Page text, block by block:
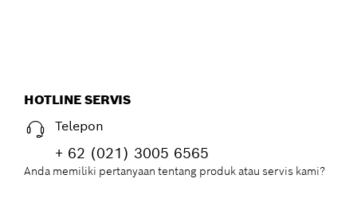
HOTLINE SERVIS
Telepon
+ 62 (021) 3005 6565
Anda memiliki pertanyaan tentang produk atau servis kami?